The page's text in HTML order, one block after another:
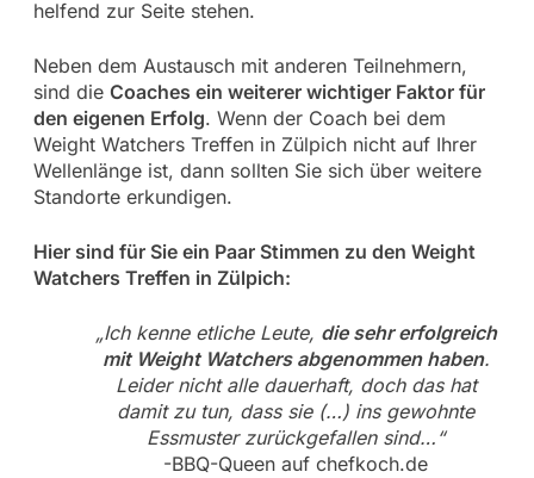
helfend zur Seite stehen.
Neben dem Austausch mit anderen Teilnehmern,
sind die Coaches ein weiterer wichtiger Faktor für
den eigenen Erfolg. Wenn der Coach bei dem
Weight Watchers Treffen in Zülpich nicht auf Ihrer
Wellenlänge ist, dann sollten Sie sich über weitere
Standorte erkundigen.
Hier sind für Sie ein Paar Stimmen zu den Weight
Watchers Treffen in Zülpich:
„Ich kenne etliche Leute, die sehr erfolgreich
mit Weight Watchers abgenommen haben.
Leider nicht alle dauerhaft, doch das hat
damit zu tun, dass sie (…) ins gewohnte
Essmuster zurückgefallen sind…“
-BBQ-Queen auf chefkoch.de